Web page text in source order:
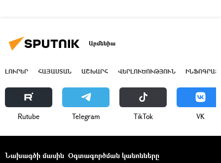
Արմենիա
ԼՈՒՐԵՐ ՀԱՅԱՍՏԱՆ ԱՇԽԱՐՀ ՎԵՐԼՈՒԾՈՒԹՅՈՒՆ
Rutube Telegram ТikТоk VK
Նախագծի մասին Օգտագործման կանոնները